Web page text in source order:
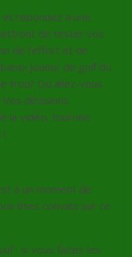
et répondez à une
de tester vos
de l’effort et de
joueur de golf du
trou? Où allez-vous
Vos décisions
la vidéo, tournée
à un moment de
êtes conviés sur ce
: si vous faites les